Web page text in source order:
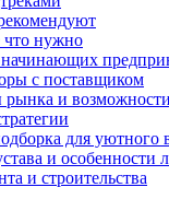
что нужно
с поставщиком
рынка и возможности
для уютного
и особенности
и строительства